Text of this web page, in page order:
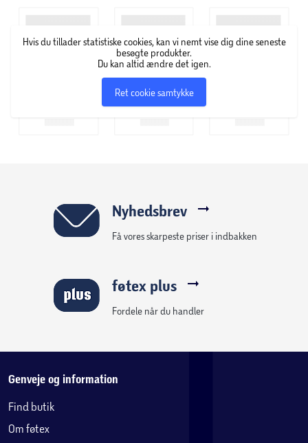
Hvis du tillader statistiske cookies, kan vi nemt vise dig dine seneste
besøgte produkter.
Du kan altid ændre det igen.
Ret cookie samtykke
Nyhedsbrev
Få vores skarpeste priser i indbakken
føtex plus
Fordele når du handler
Genveje og information
Find butik
Om føtex